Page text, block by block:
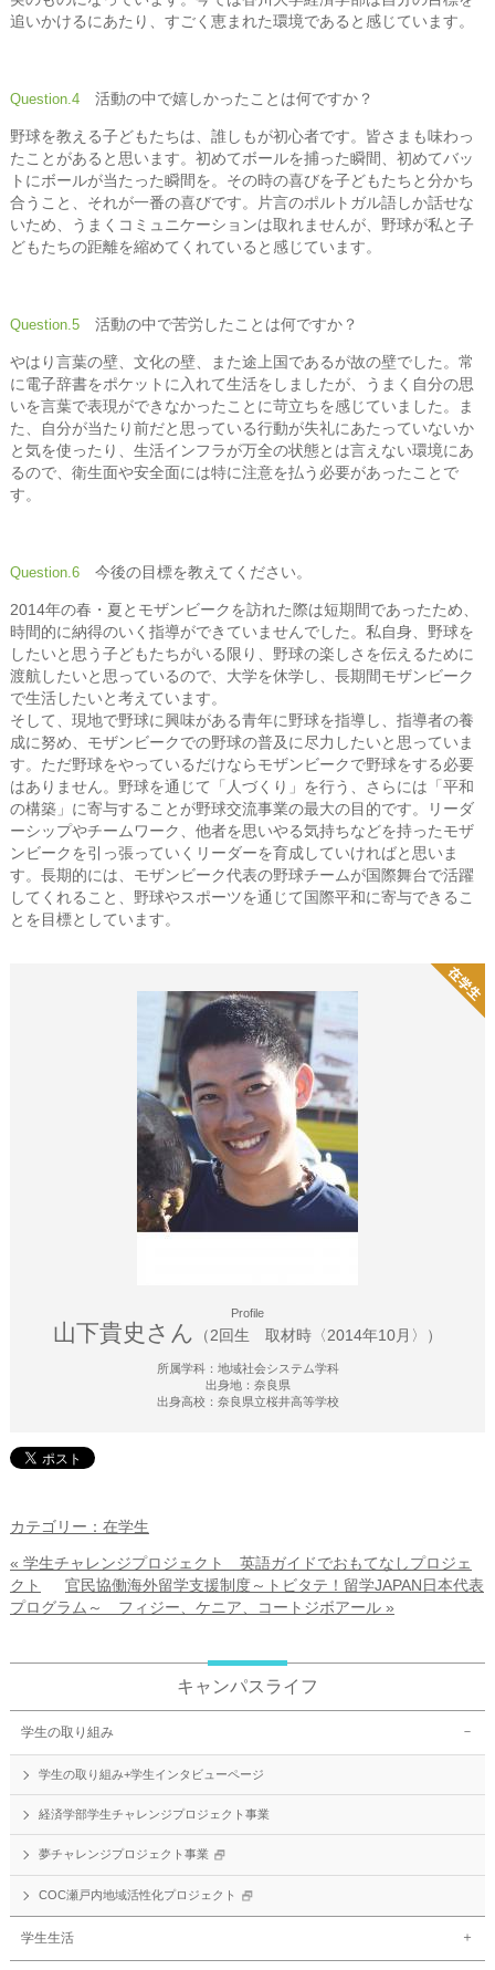
追いかけるにあたり、すごく恵まれた環境であると感じています。
Question.4 活動の中で嬉しかったことは何ですか？
野球を教える子どもたちは、誰しもが初心者です。皆さまも味わっ
たことがあると思います。初めてボールを捕った瞬間、初めてバッ
トにボールが当たった瞬間を。その時の喜びを子どもたちと分かち
合うこと、それが一番の喜びです。片言のポルトガル語しか話せな
いため、うまくコミュニケーションは取れませんが、野球が私と子
どもたちの距離を縮めてくれていると感じています。
Question.5 活動の中で苦労したことは何ですか？
やはり言葉の壁、文化の壁、また途上国であるが故の壁でした。常
に電子辞書をポケットに入れて生活をしましたが、うまく自分の思
いを言葉で表現ができなかったことに苛立ちを感じていました。ま
た、自分が当たり前だと思っている行動が失礼にあたっていないか
と気を使ったり、生活インフラが万全の状態とは言えない環境にあ
るので、衛生面や安全面には特に注意を払う必要があったことで
す。
Question.6 今後の目標を教えてください。
2014年の春・夏とモザンビークを訪れた際は短期間であったため、
時間的に納得のいく指導ができていませんでした。私自身、野球を
したいと思う子どもたちがいる限り、野球の楽しさを伝えるために
渡航したいと思っているので、大学を休学し、長期間モザンビーク
で生活したいと考えています。
そして、現地で野球に興味がある青年に野球を指導し、指導者の養
成に努め、モザンビークでの野球の普及に尽力したいと思っていま
す。ただ野球をやっているだけならモザンビークで野球をする必要
はありません。野球を通じて「人づくり」を行う、さらには「平和
の構築」に寄与することが野球交流事業の最大の目的です。リーダ
ーシップやチームワーク、他者を思いやる気持ちなどを持ったモザ
ンビークを引っ張っていくリーダーを育成していければと思いま
す。長期的には、モザンビーク代表の野球チームが国際舞台で活躍
してくれること、野球やスポーツを通じて国際平和に寄与できるこ
とを目標としています。
Profile
山下貴史さん （2回生 取材時〈2014年10月〉）
所属学科：地域社会システム学科
出身地：奈良県
出身高校：奈良県立桜井高等学校
カテゴリー：在学生
« 学生チャレンジプロジェクト 英語ガイドでおもてなしプロジェ
クト
官民協働海外留学支援制度～トビタテ！留学JAPAN日本代表
プログラム～ フィジー、ケニア、コートジボアール »
キャンパスライフ
学生の取り組み
学生の取り組み+学生インタビューページ
経済学部学生チャレンジプロジェクト事業
夢チャレンジプロジェクト事業
COC瀬戸内地域活性化プロジェクト
学生生活